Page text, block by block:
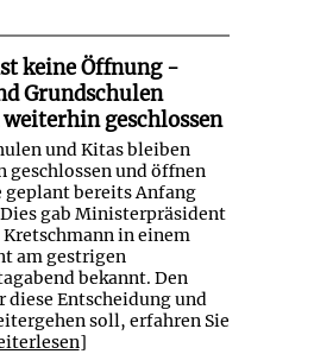
keine Öffnung -
Grundschulen
geschlossen
und Kitas bleiben
geschlossen und öffnen
geplant bereits Anfang
gab Ministerpräsident
in einem
am gestrigen
bekannt. Den
diese Entscheidung und
soll, erfahren Sie
]